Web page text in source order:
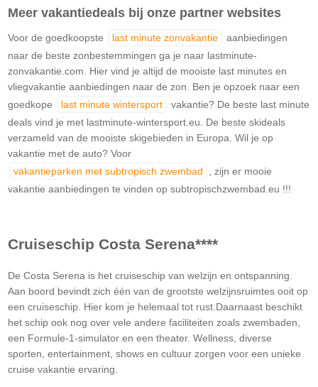
Meer vakantiedeals bij onze partner websites
Voor de goedkoopste last minute zonvakantie
aanbiedingen
naar de beste zonbestemmingen ga je naar lastminute-
zonvakantie.com. Hier vind je altijd de mooiste last minutes en
vliegvakantie aanbiedingen naar de zon. Ben je opzoek naar een
goedkope
last minute wintersport
vakantie? De beste last minute
deals vind je met lastminute-wintersport.eu. De beste skideals
verzameld van de mooiste skigebieden in Europa. Wil je op
vakantie met de auto? Voor
vakantieparken met subtropisch zwembad
, zijn er mooie
vakantie aanbiedingen te vinden op subtropischzwembad.eu !!!
Cruiseschip Costa Serena****
De Costa Serena is het cruiseschip van welzijn en ontspanning.
Aan boord bevindt zich één van de grootste welzijnsruimtes ooit op
een cruiseschip. Hier kom je helemaal tot rust.Daarnaast beschikt
het schip ook nog over vele andere faciliteiten zoals zwembaden,
een Formule-1-simulator en een theater. Wellness, diverse
sporten, entertainment, shows en cultuur zorgen voor een unieke
cruise vakantie ervaring.